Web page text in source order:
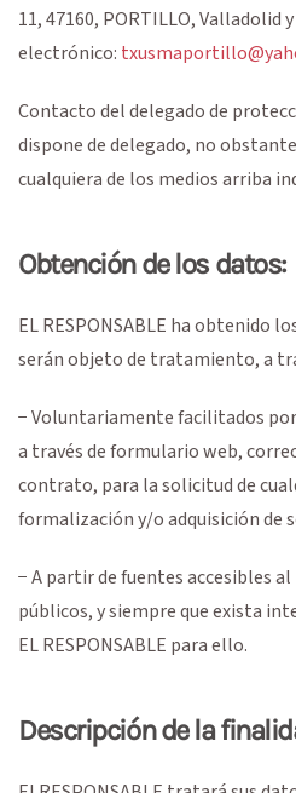
11,47160, PORTILLO,Valladolid
electrónico:
Contacto del delegado de
dispone de delegado, no
cualquiera de los medios arriba
Obtención de los datos:
EL RESPONSABLE ha obtenido
serán objeto de tratamiento, a
− Voluntariamente facilitados
a través de formulario web,
contrato, para la solicitud de
formalización y/o adquisición de
− A partir de fuentes accesibles
públicos, y siempre que exista
EL RESPONSABLE para ello.
Descripción de la